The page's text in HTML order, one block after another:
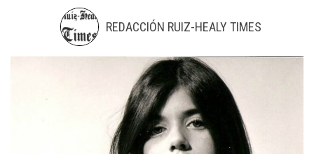
REDACCIÓN RUIZ-HEALY TIMES